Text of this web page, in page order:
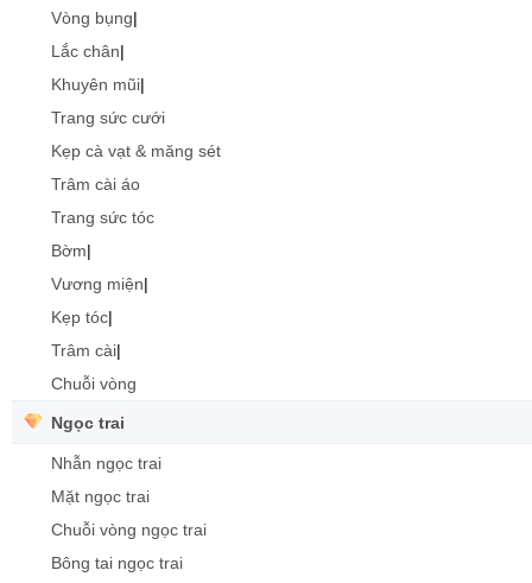
Vòng bụng|
Lắc chân|
Khuyên mũi|
Trang sức cưới
Kẹp cà vạt & măng sét
Trâm cài áo
Trang sức tóc
Bờm|
Vương miện|
Kẹp tóc|
Trâm cài|
Chuỗi vòng
Ngọc trai
Nhẫn ngọc trai
Mặt ngọc trai
Chuỗi vòng ngọc trai
Bông tai ngọc trai